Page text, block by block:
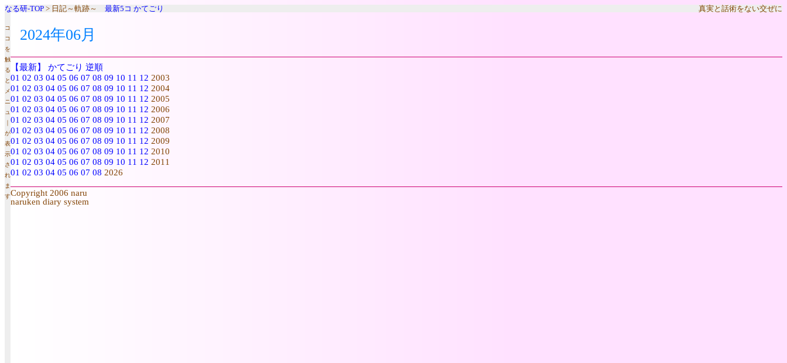
なる研-TOP > 日記～軌跡～ 最新5コ かてごり 真実と話術をない交ぜに
コ
コ
を
触
る
と
メ
ニ
ュ
｜
が
表
示
さ
れ
ま
す
2024年06月
【最新】 かてごり 逆順
01 02 03 04 05 06 07 08 09 10 11 12 2003
01 02 03 04 05 06 07 08 09 10 11 12 2004
01 02 03 04 05 06 07 08 09 10 11 12 2005
01 02 03 04 05 06 07 08 09 10 11 12 2006
01 02 03 04 05 06 07 08 09 10 11 12 2007
01 02 03 04 05 06 07 08 09 10 11 12 2008
01 02 03 04 05 06 07 08 09 10 11 12 2009
01 02 03 04 05 06 07 08 09 10 11 12 2010
01 02 03 04 05 06 07 08 09 10 11 12 2011
01 02 03 04 05 06 07 08 2026
Copyright 2006 naru
naruken diary system